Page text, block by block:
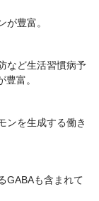
豊富。
など生活習慣病予
富。
ンを生成する働き
GABAも含まれて